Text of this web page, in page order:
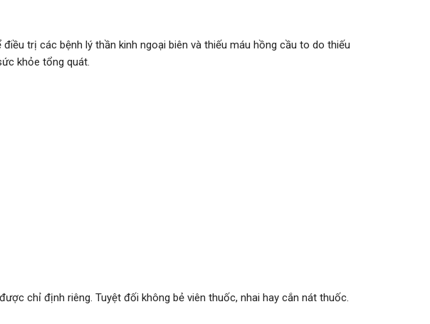
trị các bệnh lý thần kinh ngoại biên và thiếu máu hồng cầu to do thiếu
khỏe tổng quát.
chỉ định riêng. Tuyệt đối không bẻ viên thuốc, nhai hay cắn nát thuốc.